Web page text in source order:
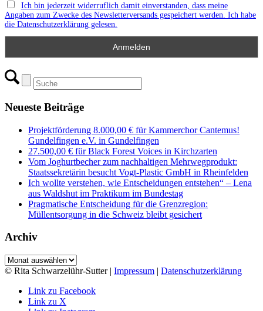
Ich bin jederzeit widerruflich damit einverstanden, dass meine
Angaben zum Zwecke des Newsletterversands gespeichert werden. Ich habe
die Datenschutzerklärung gelesen.
Neueste Beiträge
Projektförderung 8.000,00 € für Kammerchor Cantemus!
Gundelfingen e.V. in Gundelfingen
27.500,00 € für Black Forest Voices in Kirchzarten
Vom Joghurtbecher zum nachhaltigen Mehrwegprodukt:
Staatssekretärin besucht Vogt-Plastic GmbH in Rheinfelden
Ich wollte verstehen, wie Entscheidungen entstehen“ – Lena
aus Waldshut im Praktikum im Bundestag
Pragmatische Entscheidung für die Grenzregion:
Müllentsorgung in die Schweiz bleibt gesichert
Archiv
Archiv
© Rita Schwarzelühr-Sutter | Impressum | Datenschutzerklärung
Link zu Facebook
Link zu X